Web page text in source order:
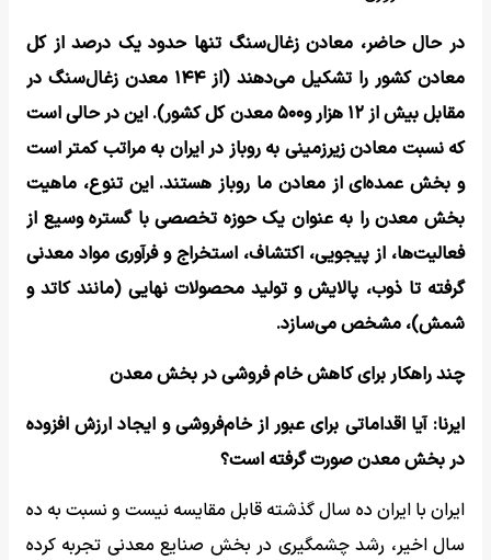
در حال حاضر، معادن زغال‌سنگ تنها حدود یک درصد از کل
معادن کشور را تشکیل می‌دهند (از ۱۴۴ معدن زغال‌سنگ در
مقابل بیش از ۱۲ هزار و۵۰۰ معدن کل کشور). این در حالی است
که نسبت معادن زیرزمینی به روباز در ایران به مراتب کمتر است
و بخش عمده‌ای از معادن ما روباز هستند. این تنوع، ماهیت
بخش معدن را به عنوان یک حوزه تخصصی با گستره وسیع از
فعالیت‌ها، از پیجویی، اکتشاف، استخراج و فرآوری مواد معدنی
گرفته تا ذوب، پالایش و تولید محصولات نهایی (مانند کاتد و
شمش)، مشخص می‌سازد.
چند راهکار برای کاهش خام فروشی در بخش معدن
ایرنا: آیا اقداماتی برای عبور از خام‌فروشی و ایجاد ارزش افزوده
در بخش معدن صورت گرفته است؟
ایران با ایران ده سال گذشته قابل مقایسه نیست و نسبت به ده
سال اخیر، رشد چشمگیری در بخش صنایع معدنی تجربه کرده